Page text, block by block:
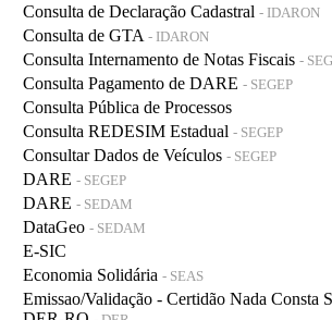
Consulta de Declaração Cadastral - IDARON
Consulta de GTA - IDARON
Consulta Internamento de Notas Fiscais -
Consulta Pagamento de DARE - SEGEP
Consulta Pública de Processos
Consulta REDESIM Estadual - SEGEP
Consultar Dados de Veículos - SEGEP
DARE - SEGEP
DARE - SEDAM
DataGeo - SEDAM
E-SIC
Economia Solidária - SEAS
Emissao/Validação - Certidão Nada Consta